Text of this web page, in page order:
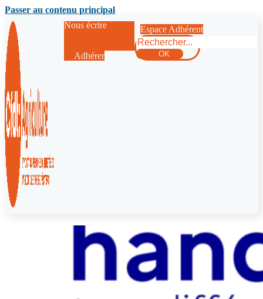
Passer au contenu principal
Nous écrire
Adhérer
Espace Adhérent
Rechercher
OK